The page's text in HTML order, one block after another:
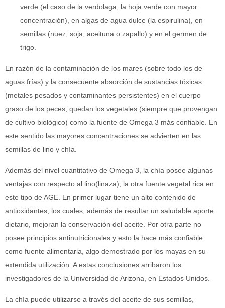
verde (el caso de la verdolaga, la hoja verde con mayor
concentración), en algas de agua dulce (la espirulina), en
semillas (nuez, soja, aceituna o zapallo) y en el germen de
trigo.
En razón de la contaminación de los mares (sobre todo los de
aguas frías) y la consecuente absorción de sustancias tóxicas
(metales pesados y contaminantes persistentes) en el cuerpo
graso de los peces, quedan los vegetales (siempre que provengan
de cultivo biológico) como la fuente de Omega 3 más confiable. En
este sentido las mayores concentraciones se advierten en las
semillas de lino y chía.
Además del nivel cuantitativo de Omega 3, la chía posee algunas
ventajas con respecto al lino(linaza), la otra fuente vegetal rica en
este tipo de AGE. En primer lugar tiene un alto contenido de
antioxidantes, los cuales, además de resultar un saludable aporte
dietario, mejoran la conservación del aceite. Por otra parte no
posee principios antinutricionales y esto la hace más confiable
como fuente alimentaria, algo demostrado por los mayas en su
extendida utilización. A estas conclusiones arribaron los
investigadores de la Universidad de Arizona, en Estados Unidos.
La chía puede utilizarse a través del aceite de sus semillas,